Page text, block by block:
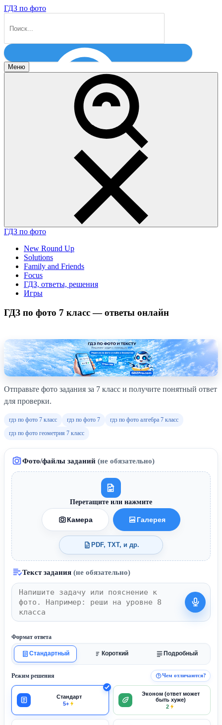
ГДЗ по фото
Меню
ГДЗ по фото
New Round Up
Solutions
Family and Friends
Focus
ГДЗ, ответы, решения
Игры
ГДЗ по фото 7 класс — ответы онлайн
Отправьте фото задания за 7 класс и получите понятный ответ
для проверки.
гдз по фото 7 класс гдз по фото 7
гдз по фото алгебра 7 класс
гдз по фото геометрия 7 класс
Фото/файлы заданий (не обязательно)
Перетащите или нажмите
Камера Галерея
PDF, TXT, и др.
Текст задания (не обязательно)
Формат ответа
Стандартный Короткий Подробный
Режим решения Чем отличаются?
Эконом (ответ может
быть хуже)
2
Стандарт
5+